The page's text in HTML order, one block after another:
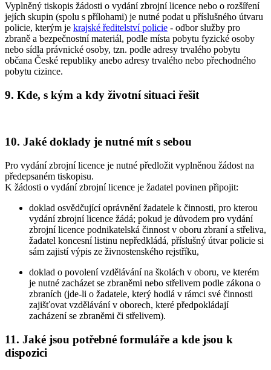
Vyplněný tiskopis žádosti o vydání zbrojní licence nebo o rozšíření
jejích skupin (spolu s přílohami) je nutné podat u příslušného útvaru
policie, kterým je krajské ředitelství policie - odbor služby pro
zbraně a bezpečnostní materiál, podle místa pobytu fyzické osoby
nebo sídla právnické osoby, tzn. podle adresy trvalého pobytu
občana České republiky anebo adresy trvalého nebo přechodného
pobytu cizince.
9. Kde, s kým a kdy životní situaci řešit
10. Jaké doklady je nutné mít s sebou
Pro vydání zbrojní licence je nutné předložit vyplněnou žádost na
předepsaném tiskopisu.
K žádosti o vydání zbrojní licence je žadatel povinen připojit:
doklad osvědčující oprávnění žadatele k činnosti, pro kterou
vydání zbrojní licence žádá; pokud je důvodem pro vydání
zbrojní licence podnikatelská činnost v oboru zbraní a střeliva,
žadatel koncesní listinu nepředkládá, příslušný útvar policie si
sám zajistí výpis ze živnostenského rejstříku,
doklad o povolení vzdělávání na školách v oboru, ve kterém
je nutné zacházet se zbraněmi nebo střelivem podle zákona o
zbraních (jde-li o žadatele, který hodlá v rámci své činnosti
zajišťovat vzdělávání v oborech, které předpokládají
zacházení se zbraněmi či střelivem).
11. Jaké jsou potřebné formuláře a kde jsou k
dispozici